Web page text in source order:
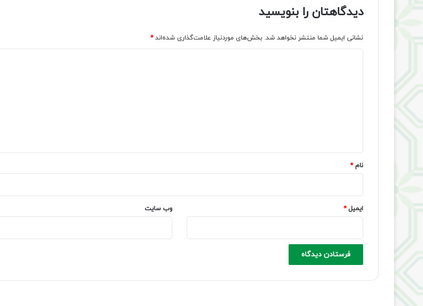
دیدگاهتان را بنویسید
نشانی ایمیل شما منتشر نخواهد شد. بخش‌های موردنیاز علامت‌گذاری شده‌اند*
نام*
ایمیل* وب‌ سایت